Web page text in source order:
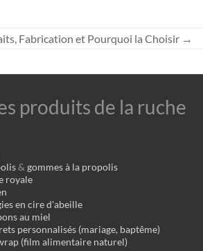
Fabrication et Pourquoi la Choisir →
produits de la ruche
& gommes à la propolis
royale
en cire d'abeille
au miel
personnalisés (mariage, baptême)
(film alimentaire naturel)